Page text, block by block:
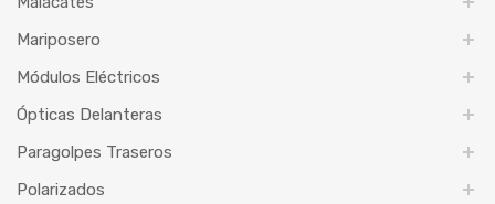
Mariposero
Módulos Eléctricos
Ópticas Delanteras
Paragolpes Traseros
Polarizados